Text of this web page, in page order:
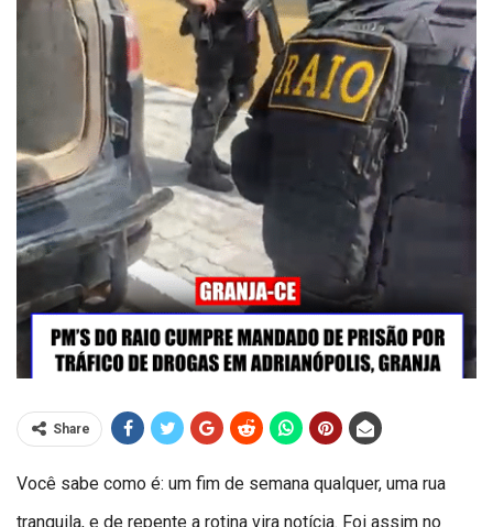
Share
Você sabe como é: um fim de semana qualquer, uma rua
tranquila, e de repente a rotina vira notícia. Foi assim no